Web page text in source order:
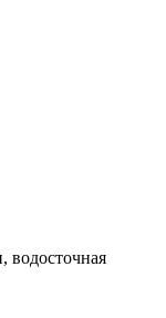
водосточная